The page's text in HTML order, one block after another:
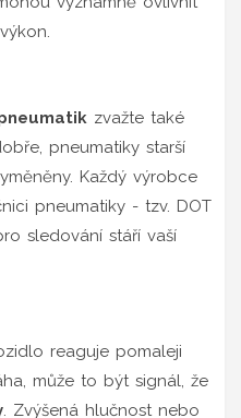
zvažte také
pneumatiky starší
Každý výrobce
pneumatiky - tzv. DOT
sledování stáří vaší
reaguje pomaleji
může to být signál, že
. Zvýšená hlučnost nebo